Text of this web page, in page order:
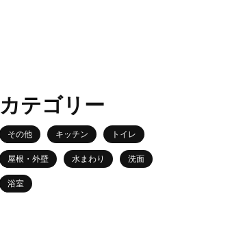
カテゴリー
その他 キッチン
トイレ
屋根・外壁
水まわり
洗面
浴室